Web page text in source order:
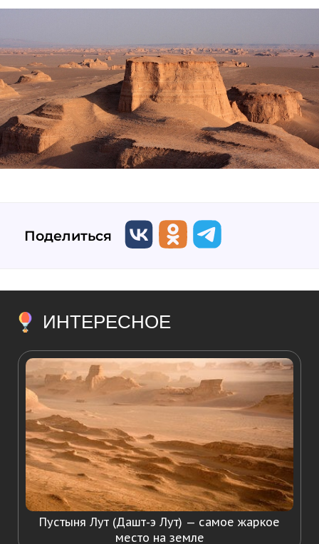
Поделиться
ИНТЕРЕСНОЕ
Пустыня Лут (Дашт-э Лут) — самое жаркое
место на земле